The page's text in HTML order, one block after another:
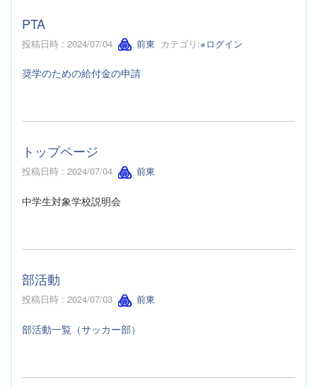
PTA
投稿日時 : 2024/07/04 前東 カテゴリ:※ログイン
奨学のための給付金の申請
トップページ
投稿日時 : 2024/07/04 前東
中学生対象学校説明会
部活動
投稿日時 : 2024/07/03 前東
部活動一覧（サッカー部）